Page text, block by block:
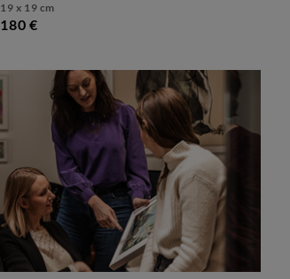
19 x 19 cm
180 €